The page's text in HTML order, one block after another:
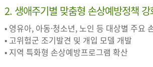
2. 생애주기별 맞춤형 손상예방정책 강
• 영유아, 아동·청소년, 노인 등 대상별 주요
• 고위험군 조기발견 및 개입 모델 개발
• 지역 특화형 손상예방프로그램 확산